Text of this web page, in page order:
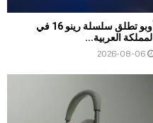
أوبو تطلق سلسلة رينو 16 في
المملكة العربية...
2026-08-06